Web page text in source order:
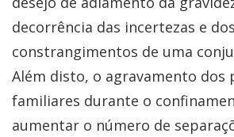
decorrência das incertezas e dos
constrangimentos de uma
Além disto, o agravamento dos
familiares durante o
aumentar o número de